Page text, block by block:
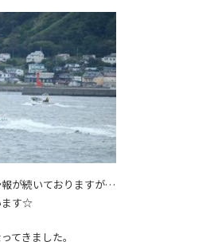
が続いておりますが…
ます☆
てきました。